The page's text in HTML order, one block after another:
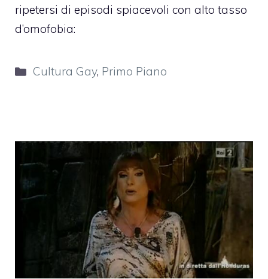
ripetersi di episodi spiacevoli con alto tasso
d’omofobia:
Categorie
Cultura Gay, Primo Piano